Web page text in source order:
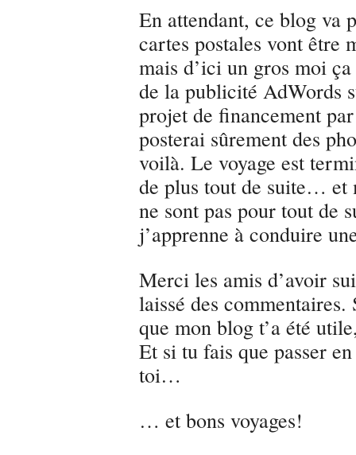
En attendant, ce blog va
cartes postales vont être
mais d’ici un gros moi
de la publicité AdWords
projet de financement
posterai sûrement des
voilà. Le voyage est
de plus tout de suite… et
ne sont pas pour tout de
j’apprenne à conduire
Merci les amis d’avoir
laissé des
que mon blog t’a été
Et si tu fais que passer
toi…
… et bons voyages!